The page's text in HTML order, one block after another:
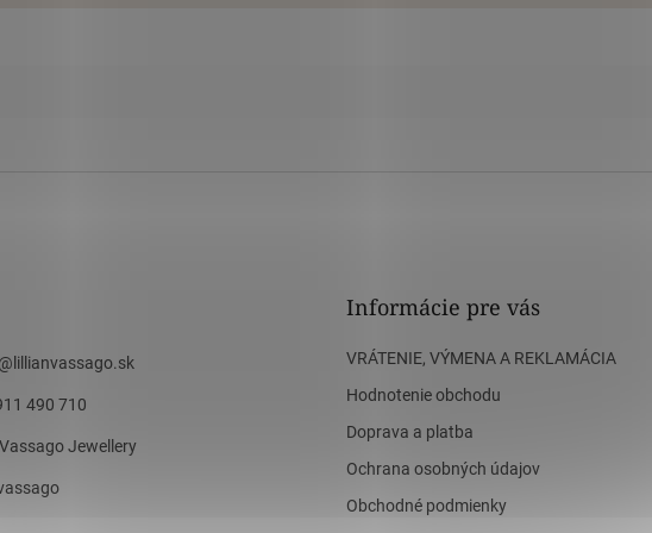
@ lillianvassago.sk
490 710
Jewellery
Informácie pre vás
VRÁTENIE, VÝMENA A REKLAMÁCIA
Hodnotenie obchodu
Doprava a platba
Ochrana osobných údajov
Obchodné podmienky